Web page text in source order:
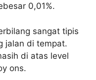
0,01%.
sangat tipis
jalan di tempat.
di atas level
ons.